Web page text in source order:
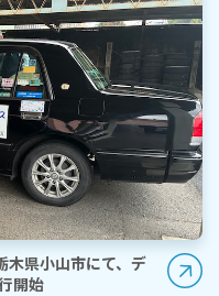
木県小山市にて、デ
開始